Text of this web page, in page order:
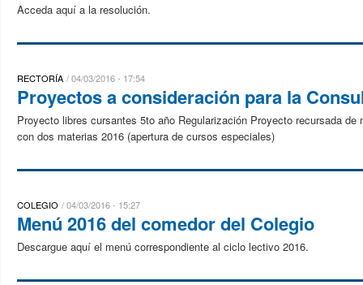
Acceda aquí a la resolución.
RECTORÍA 04/03/2016 - 17:54
Proyectos a consideración para la
Proyecto libres cursantes 5to año Regularización Proyecto recursada
con dos materias 2016 (apertura de cursos especiales)
COLEGIO 04/03/2016 - 15:27
Menú 2016 del comedor del Colegio
Descargue aquí el menú correspondiente al ciclo lectivo 2016.